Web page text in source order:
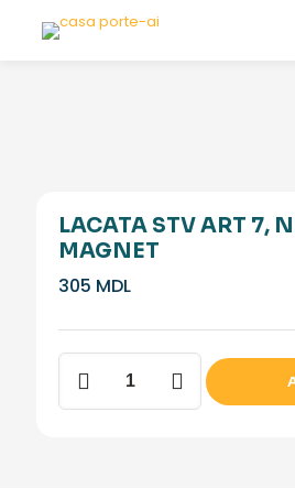
LACATA STV ART 7,
MAGNET
305 MDL
Cantitate
Lacata
STV